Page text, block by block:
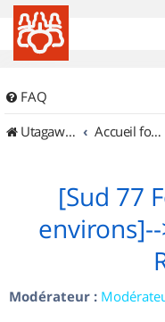
FAQ
UtagawaVTT (Randos VTT et VTTAE avec traces GPS)
Accueil forum
[Sud 77
Modérateur :